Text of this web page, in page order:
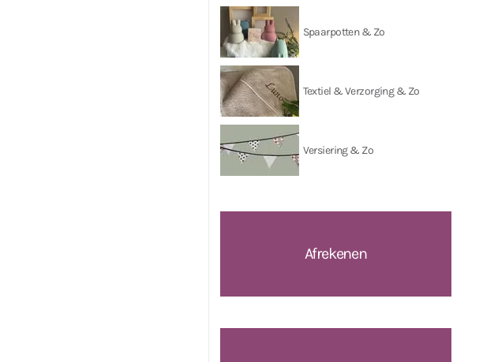
Spaarpotten & Zo
Textiel & Verzorging & Zo
Versiering & Zo
Afrekenen